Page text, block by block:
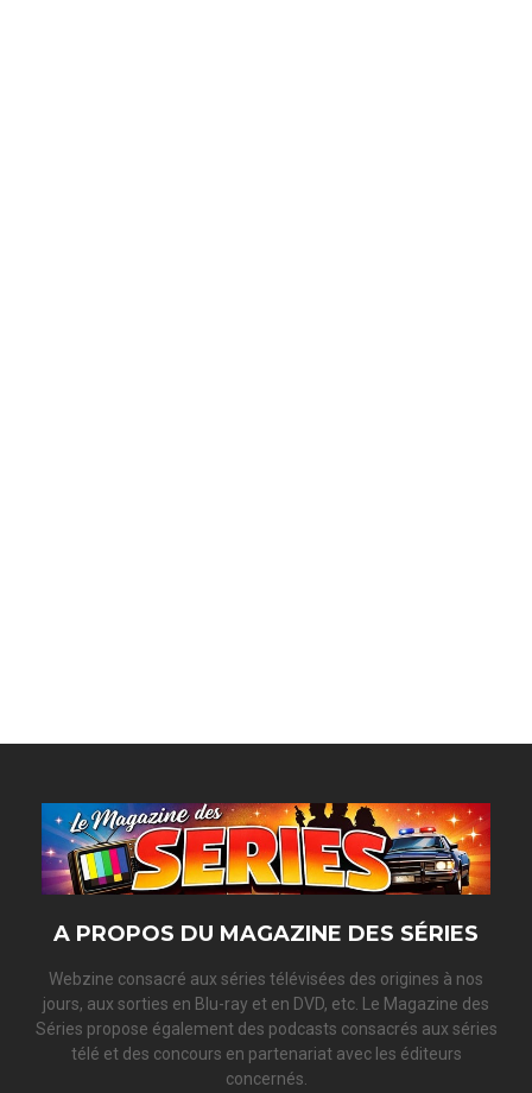
A PROPOS DU MAGAZINE DES SÉRIES
Webzine consacré aux séries télévisées des origines à nos
jours, aux sorties en Blu-ray et en DVD, etc. Le Magazine des
Séries propose également des podcasts consacrés aux séries
télé et des concours en partenariat avec les éditeurs
concernés.